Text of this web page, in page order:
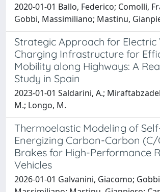
2020-01-01 Ballo, Federico; Comolli,
Gobbi, Massimiliano; Mastinu,
Strategic Approach for Electric
Charging Infrastructure for
Mobility along Highways: A
Study in Spain
2023-01-01 Saldarini, A.;
M.; Longo, M.
Thermoelastic Modeling of
Energizing Carbon-Carbon (C/
Brakes for High-Performance
Vehicles
2026-01-01 Galvanini, Giacomo;